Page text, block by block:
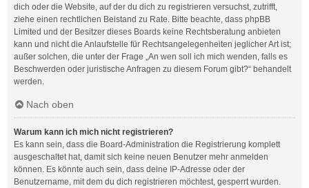
dich oder die Website, auf der du dich zu registrieren versuchst, zutrifft,
ziehe einen rechtlichen Beistand zu Rate. Bitte beachte, dass phpBB
Limited und der Besitzer dieses Boards keine Rechtsberatung anbieten
kann und nicht die Anlaufstelle für Rechtsangelegenheiten jeglicher Art ist;
außer solchen, die unter der Frage „An wen soll ich mich wenden, falls es
Beschwerden oder juristische Anfragen zu diesem Forum gibt?“ behandelt
werden.
Nach oben
Warum kann ich mich nicht registrieren?
Es kann sein, dass die Board-Administration die Registrierung komplett
ausgeschaltet hat, damit sich keine neuen Benutzer mehr anmelden
können. Es könnte auch sein, dass deine IP-Adresse oder der
Benutzername, mit dem du dich registrieren möchtest, gesperrt wurden.